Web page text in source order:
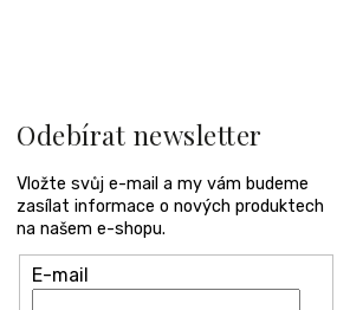
Odebírat newsletter
Vložte svůj e-mail a my vám budeme
zasílat informace o nových produktech
na našem e-shopu.
E-mail